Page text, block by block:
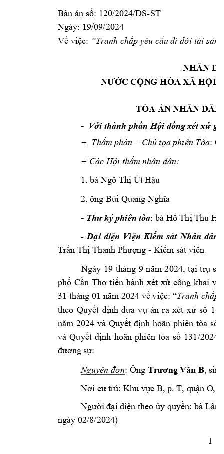
1
Bản án số: 120/2024/DS-ST
Ngày: 19/09/2024
Về việc: “Tranh chấp yêu cầu di dời tài sản
NHÂN D
NƢỚC CỘNG HÒA XÃ HỘI
TÒA ÁN NHÂN DÂN
- Với thành phần Hội đồng xét xử gồ
+ Thẩm phán – Chủ tọa phiên Tòa: Ô
+ Các Hội thẩm nhân dân:
1. bà Ngô Thị Út Hậu
2. ông Bùi Quang Nghĩa
- Thư ký phiên tòa: bà Hồ Thị Thu
- Đại diện Viện Kiểm sát Nhân dân
Trần Thị Thanh Phượng - Kiểm sát viên
Ngày 19 tháng 9 năm 2024, tại trụ sở
phố Cần Thơ tiến hành xét xử công khai v
31 tháng 01 năm 2024 về việc: “Tranh chấp
theo Quyết định đưa vụ án ra xét xử số
năm 2024 và Quyết định hoãn phiên tòa số
và Quyết định hoãn phiên tòa số 131/
đương sự:
Nguyên đơn: Ông Trƣơng Văn B, sin
Nơi cư trú: Khu vực B, p. T, quận O,
Người đại diện theo ủy quyền: bà Lâm
ngày 02/8/2024)